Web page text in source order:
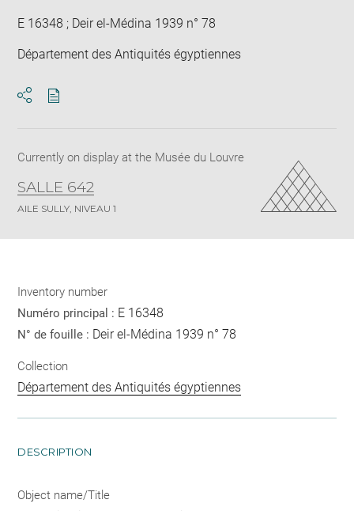
E 16348 ; Deir el-Médina 1939 n° 78
Département des Antiquités égyptiennes
Currently on display at the Musée du Louvre
SALLE 642
AILE SULLY, NIVEAU 1
Inventory number
Numéro principal : E 16348
N° de fouille : Deir el-Médina 1939 n° 78
Collection
Département des Antiquités égyptiennes
DESCRIPTION
Object name/Title